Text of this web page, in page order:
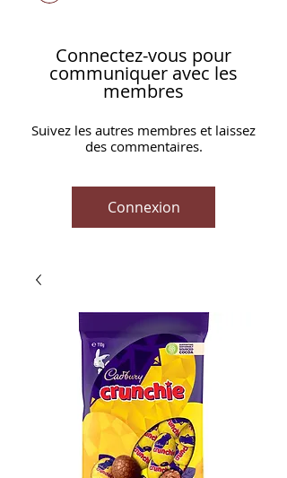
Connectez-vous pour
communiquer avec les
membres
Suivez les autres membres et laissez
des commentaires.
Connexion